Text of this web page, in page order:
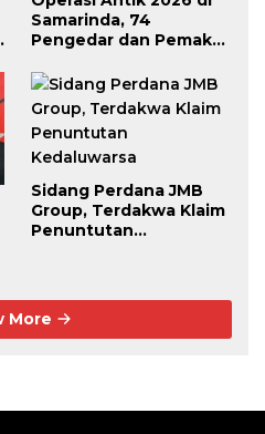
Samarinda, 74
Pengedar dan Pemakai
Sidang Perdana JMB
Group, Terdakwa Klaim
Penuntutan
More